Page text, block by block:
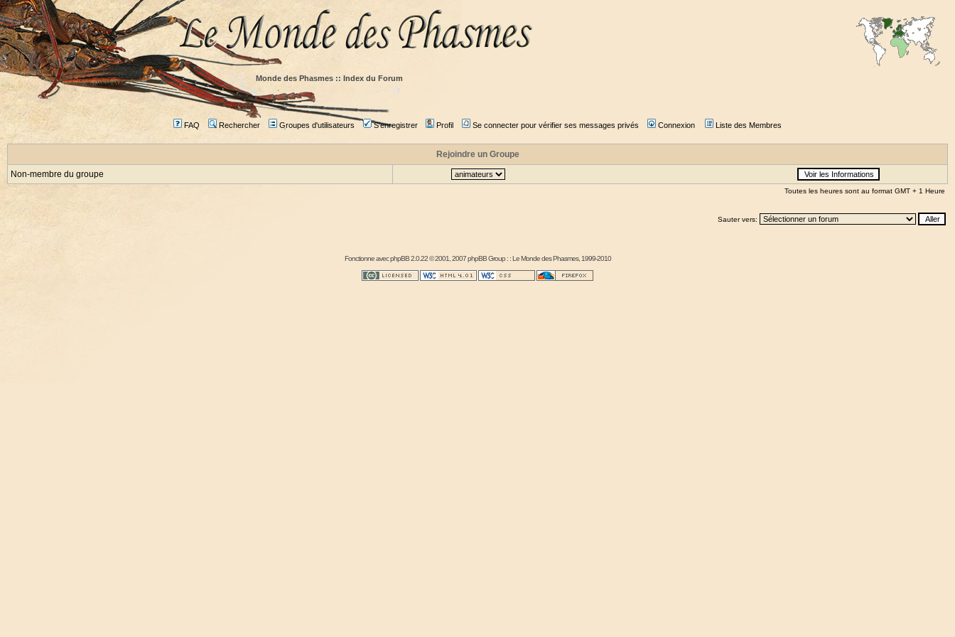
Monde des Phasmes :: Index du Forum
FAQ Rechercher Groupes d'utilisateurs S'enregistrer Profil Se connecter pour vérifier ses messages privés Connexion Liste des Membres
Rejoindre un Groupe
Non-membre du groupe
Toutes les heures sont au format GMT + 1 Heure
Sauter vers:
Fonctionne avecphpBB2.0.22 © 2001, 2007 phpBB Group : :Le Monde des Phasmes, 1999-2010